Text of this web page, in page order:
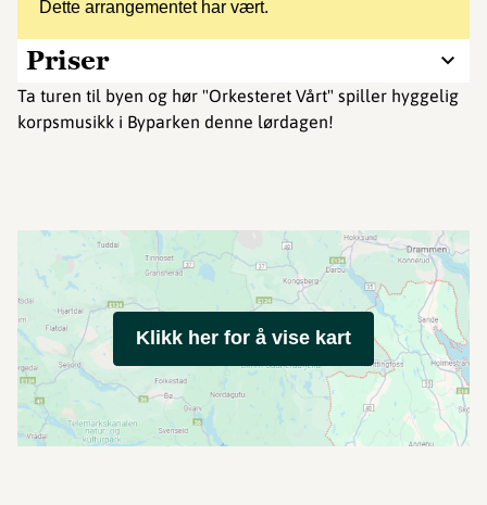
Dette arrangementet har vært.
Priser
Ta turen til byen og hør "Orkesteret Vårt" spiller hyggelig
korpsmusikk i Byparken denne lørdagen!
Klikk her for å vise kart